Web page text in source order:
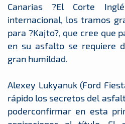
Canarias ?El Corte
internacional, los tramos
para ?Kajto?, que cree que
en su asfalto se requiere
gran humildad.
Alexey Lukyanuk (Ford
rápido los secretos del
poderconfirmar en esta